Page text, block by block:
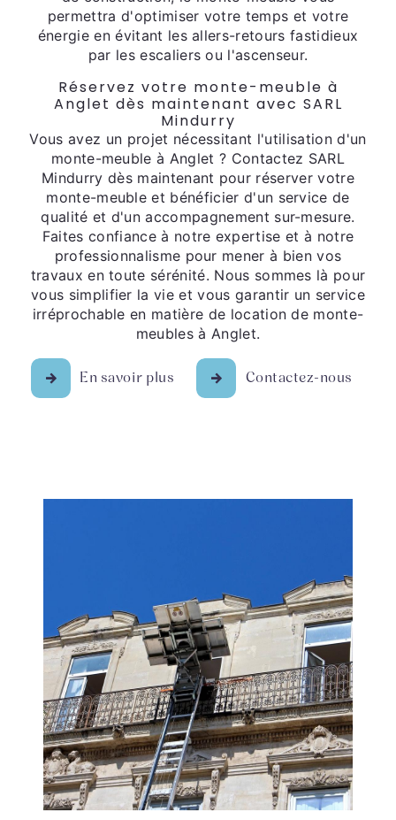
permettra d'optimiser votre temps et votre
énergie en évitant les allers-retours fastidieux
par les escaliers ou l'ascenseur.
Réservez votre monte-meuble à
Anglet dès maintenant avec SARL
Mindurry
Vous avez un projet nécessitant l'utilisation d'un
monte-meuble à Anglet ? Contactez SARL
Mindurry dès maintenant pour réserver votre
monte-meuble et bénéficier d'un service de
qualité et d'un accompagnement sur-mesure.
Faites confiance à notre expertise et à notre
professionnalisme pour mener à bien vos
travaux en toute sérénité. Nous sommes là pour
vous simplifier la vie et vous garantir un service
irréprochable en matière de location de monte-
meubles à Anglet.
En savoir plus Contactez-nous